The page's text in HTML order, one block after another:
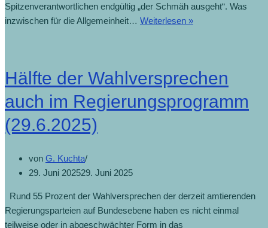
Spitzenverantwortlichen endgültig „der Schmäh ausgeht“. Was
inzwischen für die Allgemeinheit… Weiterlesen »
Hälfte der Wahlversprechen
auch im Regierungsprogramm
(29.6.2025)
von G. Kuchta
29. Juni 202529. Juni 2025
Rund 55 Prozent der Wahlversprechen der derzeit amtierenden
Regierungsparteien auf Bundesebene haben es nicht einmal
teilweise oder in abgeschwächter Form in das